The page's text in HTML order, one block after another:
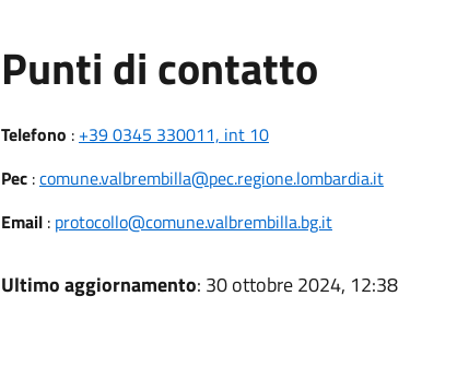
Punti di contatto
Telefono : +39 0345 330011, int 10
Pec:comune.valbrembilla@pec.regione.lombardia.it
Email: protocollo@comune.valbrembilla.bg.it
Ultimo aggiornamento: 30 ottobre 2024, 12:38